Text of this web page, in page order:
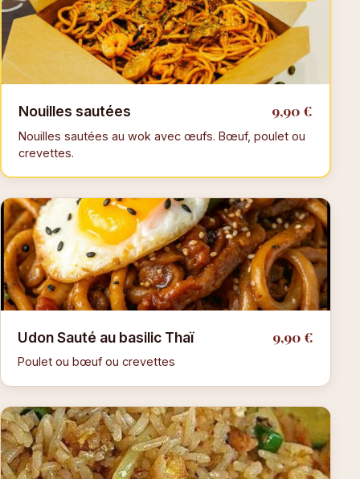
Nouilles sautées 9,90 €
Nouilles sautées au wok avec œufs. Bœuf, poulet ou
crevettes.
Udon Sauté au basilic Thaï 9,90 €
Poulet ou bœuf ou crevettes